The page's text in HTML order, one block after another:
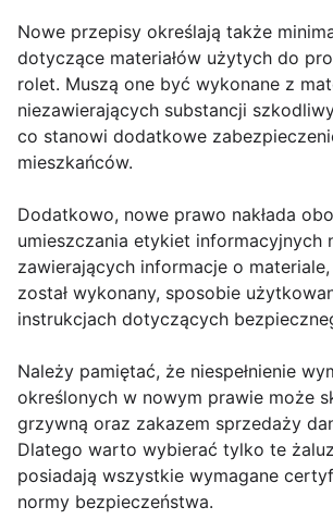
Nowe przepisy określają także
dotyczące materiałów użytych do
rolet. Muszą one być wykonane z
niezawierających substancji
co stanowi dodatkowe
mieszkańców.
Dodatkowo, nowe prawo nakłada
umieszczania etykiet informacyjnych
zawierających informacje o
został wykonany, sposobie
instrukcjach dotyczących
Należy pamiętać, że niespełnienie
określonych w nowym prawie może
grzywną oraz zakazem sprzedaży
Dlatego warto wybierać tylko te
posiadają wszystkie wymagane
normy bezpieczeństwa.